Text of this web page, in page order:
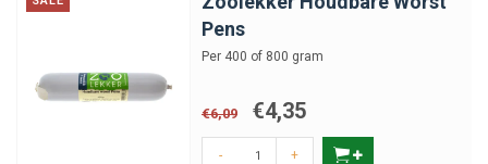
Pens
Per 400 of 800 gram
€6,09 €4,35
- +